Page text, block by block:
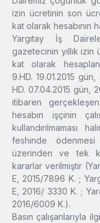
izin ücretinin son
kat olarak hesabının
Yargıtay İş
gazetecinin yıllık
kat olarak
9.HD. 19.01.2015
HD. 07.04.2015 gün,
itibaren
hesabın işçinin
kullandırılmaması
feshinde
üzerinden ve tek
kararlar verilmiştir
E, 2015/7896 K. ;
E, 2016/ 3330 K. ;
2016/6009 K.).
Basın çalışanlarıyla